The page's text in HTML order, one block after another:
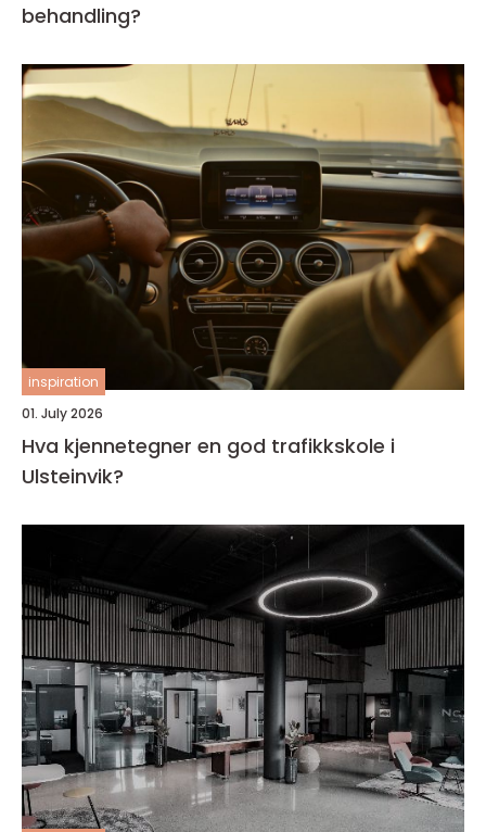
behandling?
inspiration
01. July 2026
Hva kjennetegner en god trafikkskole i
Ulsteinvik?